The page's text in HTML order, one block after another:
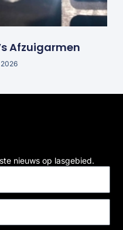
Afzuigarmen
nieuws op lasgebied.